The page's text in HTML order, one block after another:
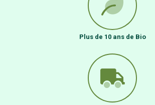
Plus de 10 ans de Bio